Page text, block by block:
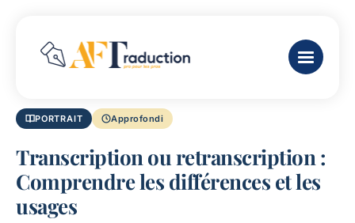
PORTRAIT Approfondi
Transcription ou retranscription :
Comprendre les différences et les
usages